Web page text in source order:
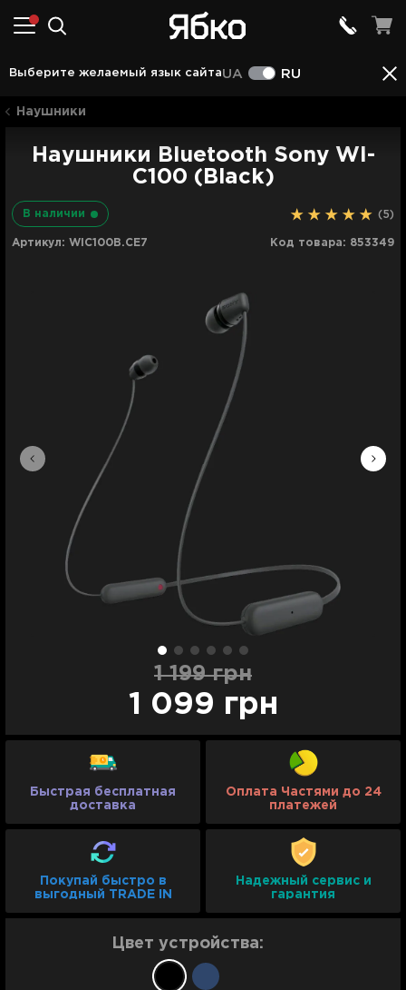
Выберите желаемый язык сайтаUA RU
Описание Характеристики Отзывы (5)
Наушники
Наушники Bluetooth Sony WI-
C100 (Black)
В наличии
Код товара: 853349
Артикул: WIC100B.CE7
(5)
1 199 грн
1 099 грн
Быстрая бесплатная
доставка
Оплата Частями до 24
платежей
Покупай быстро в
выгодный TRADE IN
Надежный сервис и
гарантия
Цвет устройства: